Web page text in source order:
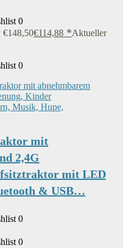
0
€148,50€114,88
Aktueller
0
mit
2,4G
mit LED
& USB…
0
0